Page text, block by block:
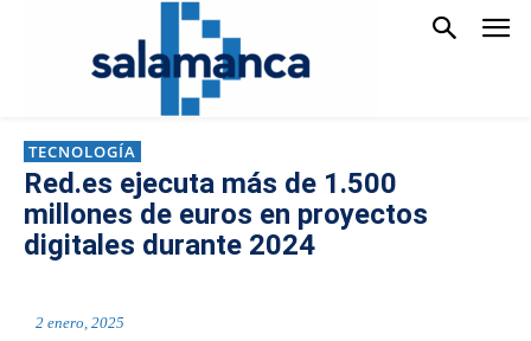
TECNOLOGÍA
Red.es ejecuta más de 1.500
millones de euros en proyectos
digitales durante 2024
2 enero, 2025